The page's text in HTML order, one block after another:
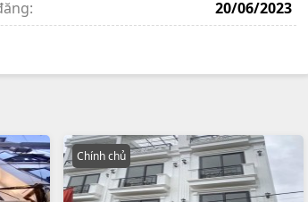
20/06/2023
Chính chủ